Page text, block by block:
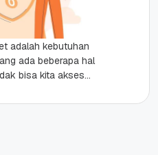
adalah kebutuhan
ada beberapa hal
bisa kita akses